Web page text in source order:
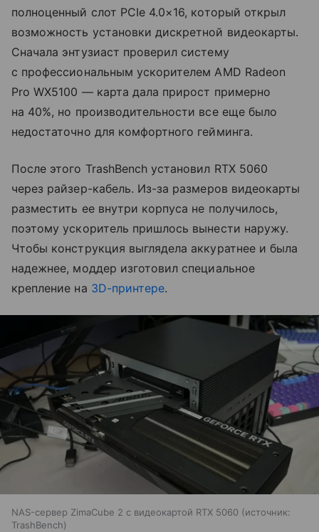
полноценный слот PCIe 4.0×16, который открыл
возможность установки дискретной видеокарты.
Сначала энтузиаст проверил систему
с профессиональным ускорителем AMD Radeon
Pro WX5100 — карта дала прирост примерно
на 40%, но производительности все еще было
недостаточно для комфортного гейминга.
После этого TrashBench установил RTX 5060
через райзер-кабель. Из-за размеров видеокарты
разместить ее внутри корпуса не получилось,
поэтому ускоритель пришлось вынести наружу.
Чтобы конструкция выглядела аккуратнее и была
надежнее, моддер изготовил специальное
крепление на 3D-принтере.
NAS-сервер ZimaCube 2 с видеокартой RTX 5060
источник:
TrashBench